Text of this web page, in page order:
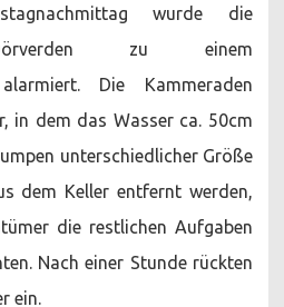
wurde die
zu einem
Die Kammeraden
in dem das Wasser ca. 50cm
unterschiedlicher Größe
dem Keller entfernt werden,
die restlichen Aufgaben
Nach einer Stunde rückten
ein.